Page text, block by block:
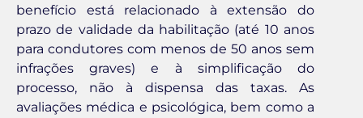
benefício está relacionado à extensão do
prazo de validade da habilitação (até 10 anos
para condutores com menos de 50 anos sem
infrações graves) e à simplificação do
processo, não à dispensa das taxas. As
avaliações médica e psicológica, bem como a